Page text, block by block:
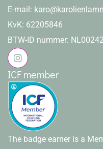
E-mail:
KvK: 62205846
BTW-ID nummer:
ICF member
The badge earner is a